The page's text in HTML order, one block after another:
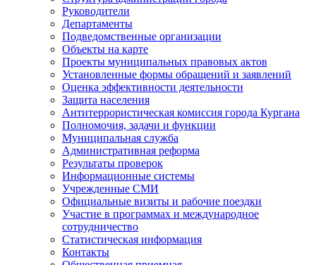
Руководители
Департаменты
Подведомственные организации
Объекты на карте
Проекты муниципальных правовых актов
Установленные формы обращений и заявлений
Оценка эффективности деятельности
Защита населения
Антитеррористическая комиссия города Кургана
Полномочия, задачи и функции
Муниципальная служба
Административная реформа
Результаты проверок
Информационные системы
Учрежденные СМИ
Официальные визиты и рабочие поездки
Участие в программах и международное
сотрудничество
Статистическая информация
Контакты